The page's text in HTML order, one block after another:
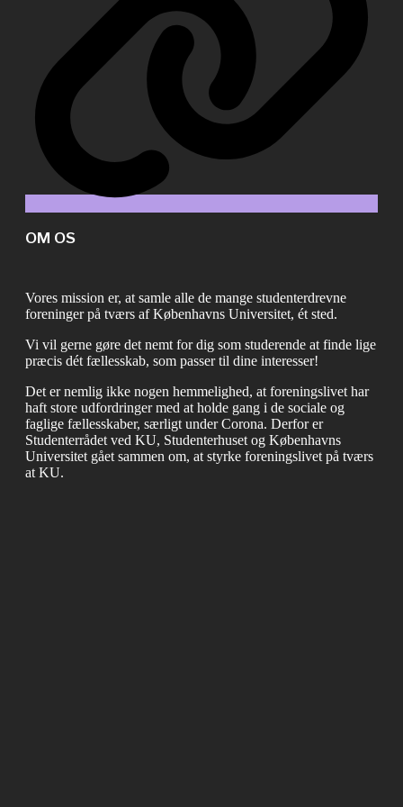
OM OS
Vores mission er, at samle alle de mange studenterdrevne
foreninger på tværs af Københavns Universitet, ét sted.
Vi vil gerne gøre det nemt for dig som studerende at finde lige
præcis dét fællesskab, som passer til dine interesser!
Det er nemlig ikke nogen hemmelighed, at foreningslivet har
haft store udfordringer med at holde gang i de sociale og
faglige fællesskaber, særligt under Corona. Derfor er
Studenterrådet ved KU, Studenterhuset og Københavns
Universitet gået sammen om, at styrke foreningslivet på tværs
at KU.